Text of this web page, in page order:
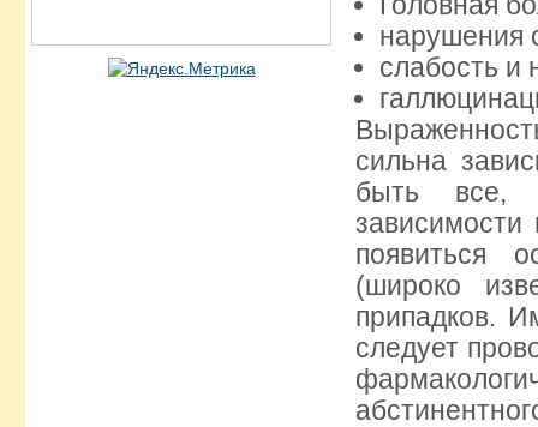
нарушения
слабость и
сильна
быть все,
появиться
(широко
припадков.
следует